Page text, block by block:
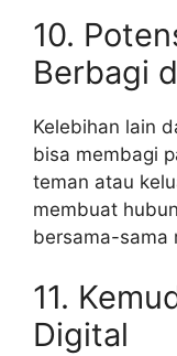
10.
Berbagi
Kelebihan lain
bisa membagi
teman atau
membuat
bersama-sama
11.
Digital